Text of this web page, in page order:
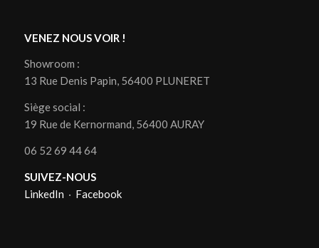
VENEZ NOUS VOIR !
Showroom :
13 Rue Denis Papin, 56400 PLUNERET
Siège social :
19 Rue de Kernormand, 56400 AURAY
06 52 69 44 64
SUIVEZ-NOUS
LinkedIn · Facebook